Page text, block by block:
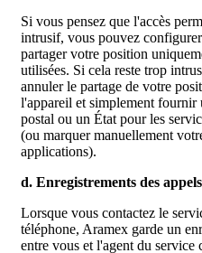
Si vous pensez que l'accès
intrusif, vous pouvez
partager votre position
utilisées. Si cela reste trop
annuler le partage de votre
l'appareil et simplement fournir
postal ou un État pour les
(ou marquer manuellement
applications).
d. Enregistrements des appels
Lorsque vous contactez le
téléphone, Aramex garde un
entre vous et l'agent du